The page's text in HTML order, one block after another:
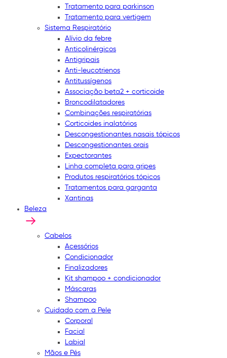
Tratamento para parkinson
Tratamento para vertigem
Sistema Respiratório
Alívio da febre
Anticolinérgicos
Antigripais
Anti-leucotrienos
Antitussígenos
Associação beta2 + corticoide
Broncodilatadores
Combinações respiratórias
Corticoides inalatórios
Descongestionantes nasais tópicos
Descongestionantes orais
Expectorantes
Linha completa para gripes
Produtos respiratórios tópicos
Tratamentos para garganta
Xantinas
Beleza
Cabelos
Acessórios
Condicionador
Finalizadores
Kit shampoo + condicionador
Máscaras
Shampoo
Cuidado com a Pele
Corporal
Facial
Labial
Mãos e Pés